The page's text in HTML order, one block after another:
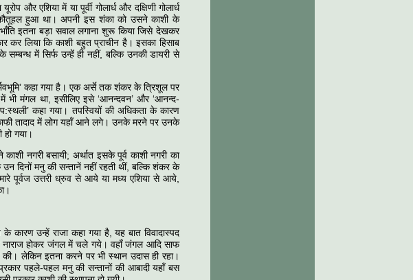
और एशिया में या पूर्वी गोलार्ध और दक्षिणी गोलार्ध
कौतूहल हुआ था। अपनी इस शंका को उसने काशी के
इतना बड़ा सवाल लगाना शुरू किया जिसे देखकर
कर लिया कि काशी बहुत प्राचीन है। इसका हिसाब
में सिर्फ उन्हें ही नहीं, बल्कि उनकी डायरी से
कहा गया है। एक अर्से तक शंकर के त्रिशूल पर
भी मंगल था, इसीलिए इसे ‘आनन्दवन’ और ‘आनन्द-
कहा गया। तपस्वियों की अधिकता के कारण
तादाद में लोग यहाँ आने लगे। उनके मरने पर उनके
हो गया।
नगरी बसायी; अर्थात इसके पूर्व काशी नगरी का
दिनों मनु की सन्तानें नहीं रहती थीं, बल्कि शंकर के
पूर्वज उत्तरी ध्रुव से आये या मध्य एशिया से आये,
कारण उन्हें राजा कहा गया है, यह बात विवादास्पद
नाराज होकर जंगल में चले गये। वहाँ जंगल आदि साफ
लेकिन इतना करने पर भी स्थान उदास ही रहा।
पहले-पहल मनु की सन्तानों की आबादी यहाँ बस